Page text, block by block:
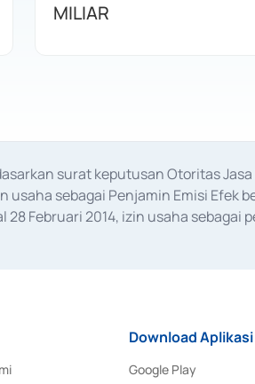
MILIAR
surat keputusan Otoritas
usaha sebagai Penjamin Emisi
Februari 2014, izin usaha sebagai
Download Aplikasi
Google Play